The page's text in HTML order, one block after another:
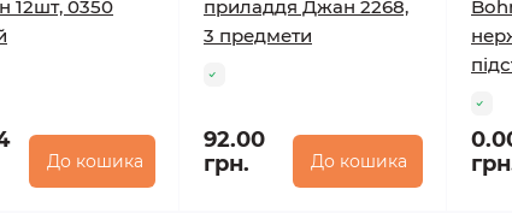
12шт, 0350
До кошика
приладдя Джан 2268,
3 предмети
92.00
грн.
До кошика